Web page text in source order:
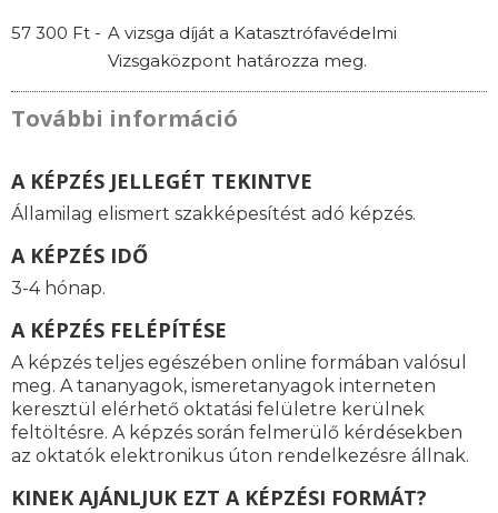
57 300 Ft - A vizsga díját a Katasztrófavédelmi
Vizsgaközpont határozza meg.
További információ
A KÉPZÉS JELLEGÉT TEKINTVE
Államilag elismert szakképesítést adó képzés.
A KÉPZÉS IDŐ
3-4 hónap.
A KÉPZÉS FELÉPÍTÉSE
A képzés teljes egészében online formában valósul
meg. A tananyagok, ismeretanyagok interneten
keresztül elérhető oktatási felületre kerülnek
feltöltésre. A képzés során felmerülő kérdésekben
az oktatók elektronikus úton rendelkezésre állnak.
KINEK AJÁNLJUK EZT A KÉPZÉSI FORMÁT?